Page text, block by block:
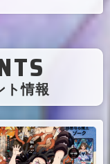
ト情報